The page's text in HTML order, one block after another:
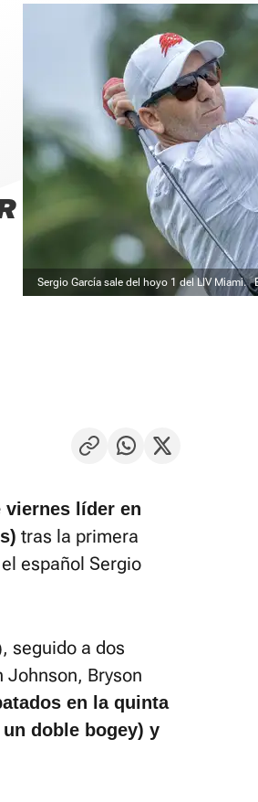
Sergio García sale del hoyo 1 del LIV Miami.
viernes líder en
tras la primera
español Sergio
seguido a dos
Johnson, Bryson
en la quinta
doble bogey) y